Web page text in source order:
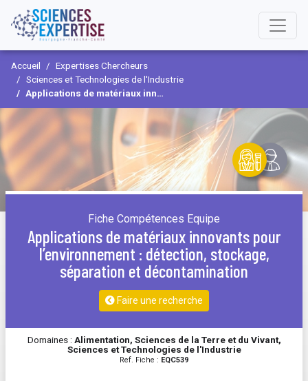
Accueil
Expertises Chercheurs
Sciences et Technologies de l'Industrie
Applications de matériaux innovants pour l’environnement : détection, stockage, séparation et décontamination
Fiche Compétences Equipe
Applications de matériaux innovants pour
l’environnement : détection, stockage,
séparation et décontamination
Faire une recherche
Domaines : Alimentation, Sciences de la Terre et du Vivant,
Sciences et Technologies de l'Industrie
Ref. Fiche : EQC539